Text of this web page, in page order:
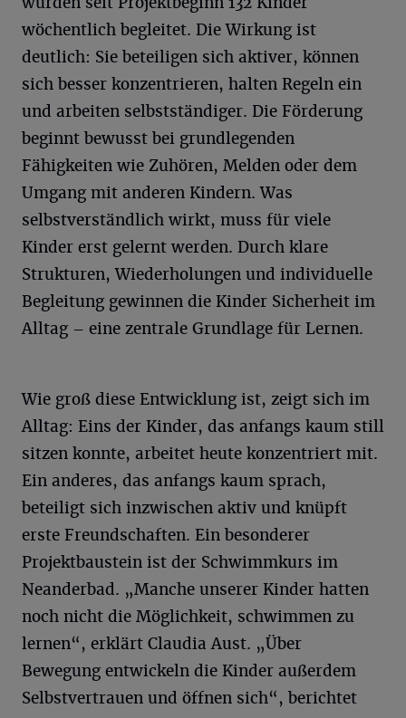
wöchentlich begleitet. Die Wirkung ist
deutlich: Sie beteiligen sich aktiver, können
sich besser konzentrieren, halten Regeln ein
und arbeiten selbstständiger. Die Förderung
beginnt bewusst bei grundlegenden
Fähigkeiten wie Zuhören, Melden oder dem
Umgang mit anderen Kindern. Was
selbstverständlich wirkt, muss für viele
Kinder erst gelernt werden. Durch klare
Strukturen, Wiederholungen und individuelle
Begleitung gewinnen die Kinder Sicherheit im
Alltag – eine zentrale Grundlage für Lernen.
Wie groß diese Entwicklung ist, zeigt sich im
Alltag: Eins der Kinder, das anfangs kaum still
sitzen konnte, arbeitet heute konzentriert mit.
Ein anderes, das anfangs kaum sprach,
beteiligt sich inzwischen aktiv und knüpft
erste Freundschaften. Ein besonderer
Projektbaustein ist der Schwimmkurs im
Neanderbad. „Manche unserer Kinder hatten
noch nicht die Möglichkeit, schwimmen zu
lernen“, erklärt Claudia Aust. „Über
Bewegung entwickeln die Kinder außerdem
Selbstvertrauen und öffnen sich“, berichtet